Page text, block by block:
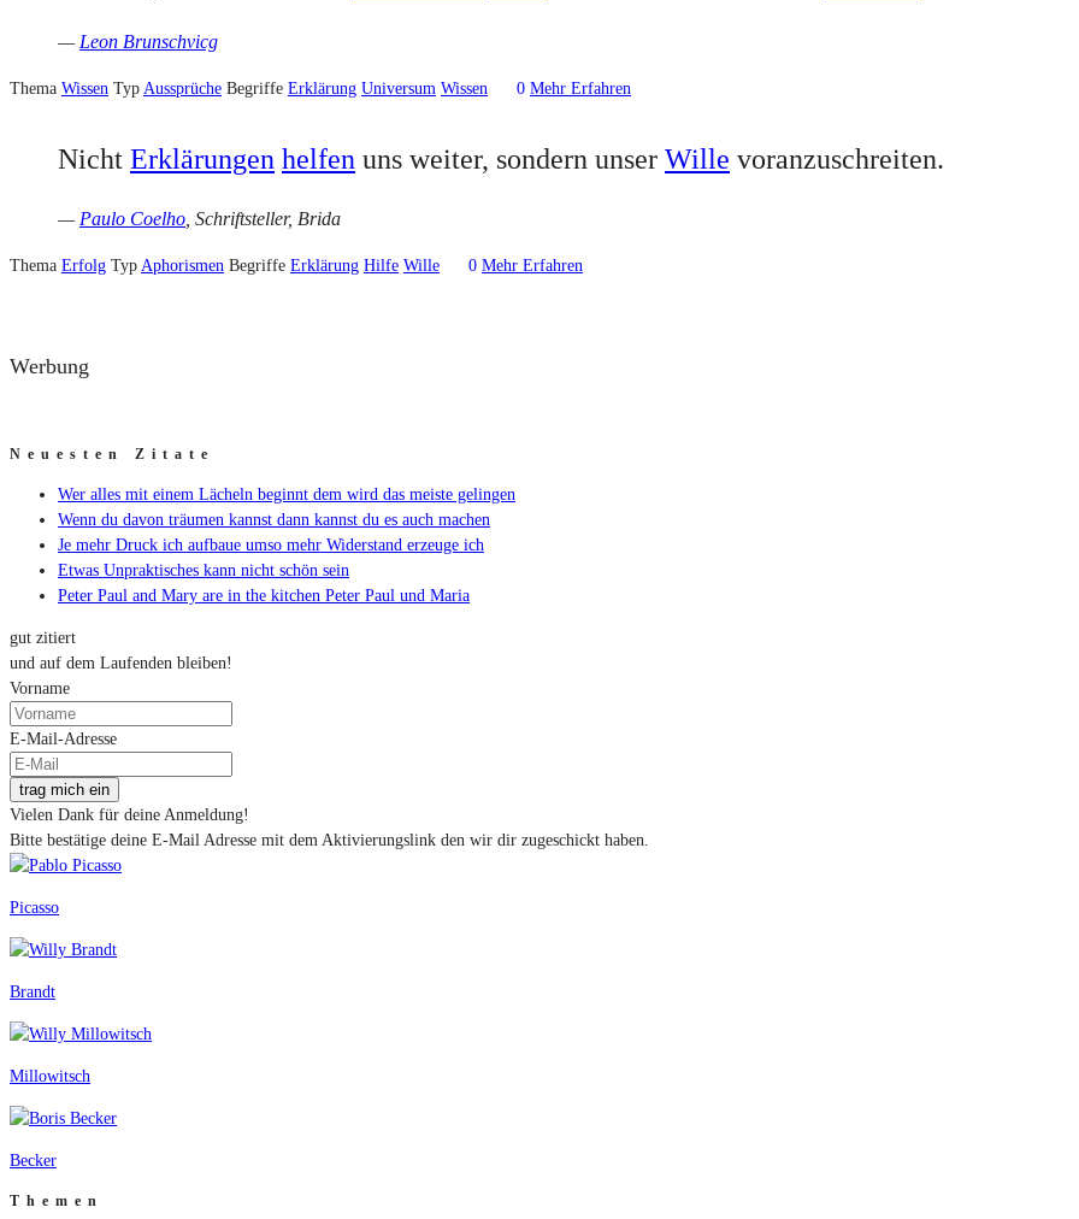
— Leon Brunschvicg
Thema Wissen Typ Aussprüche Begriffe Erklärung Universum Wissen 0 Mehr Erfahren
Nicht Erklärungen helfen uns weiter, sondern unser Wille voranzuschreiten.
— Paulo Coelho , Schriftsteller, Brida
Thema Erfolg Typ Aphorismen Begriffe Erklärung Hilfe Wille 0 Mehr Erfahren
Werbung
Neuesten Zitate
Wer alles mit einem Lächeln beginnt dem wird das meiste gelingen
Wenn du davon träumen kannst dann kannst du es auch machen
Je mehr Druck ich aufbaue umso mehr Widerstand erzeuge ich
Etwas Unpraktisches kann nicht schön sein
Peter Paul and Mary are in the kitchen Peter Paul und Maria
gut zitiert
und auf dem Laufenden bleiben!
Vorname
E-Mail-Adresse
trag mich ein
Vielen Dank für deine Anmeldung!
Bitte bestätige deine E-Mail Adresse mit dem Aktivierungslink den wir dir zugeschickt haben.
Picasso
Brandt
Millowitsch
Becker
Themen